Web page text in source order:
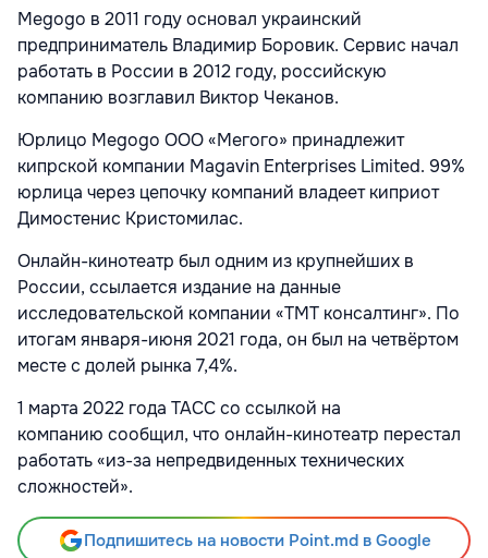
Megogo в 2011 году основал украинский
предприниматель Владимир Боровик. Сервис начал
работать в России в 2012 году, российскую
компанию возглавил Виктор Чеканов.
Юрлицо Megogo ООО «Мегого» принадлежит
кипрской компании Magavin Enterprises Limited. 99%
юрлица через цепочку компаний владеет киприот
Димостенис Кристомилас.
Онлайн-кинотеатр был одним из крупнейших в
России, ссылается издание на данные
исследовательской компании «ТМТ консалтинг». По
итогам января-июня 2021 года, он был на четвёртом
месте с долей рынка 7,4%.
1 марта 2022 года ТАСС со ссылкой на
компанию сообщил, что онлайн-кинотеатр перестал
работать «из-за непредвиденных технических
сложностей».
Подпишитесь на новости Point.md в Google